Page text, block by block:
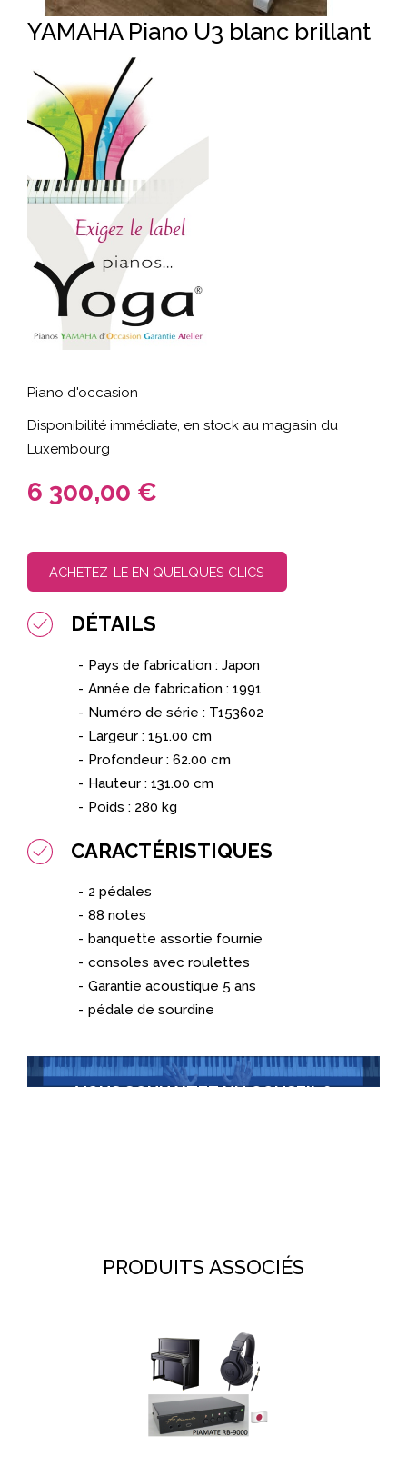
YAMAHA Piano U3 blanc brillant
Piano d'occasion
Disponibilité immédiate, en stock au magasin du
Luxembourg
6 300,00 €
ACHETEZ-LE EN QUELQUES CLICS
DÉTAILS
Pays de fabrication : Japon
Année de fabrication : 1991
Numéro de série : T153602
Largeur : 151.00 cm
Profondeur : 62.00 cm
Hauteur : 131.00 cm
Poids : 280 kg
CARACTÉRISTIQUES
2 pédales
88 notes
banquette assortie fournie
consoles avec roulettes
Garantie acoustique 5 ans
pédale de sourdine
VOUS SOUHAITEZ UN CONSEIL ?
PRODUITS ASSOCIÉS